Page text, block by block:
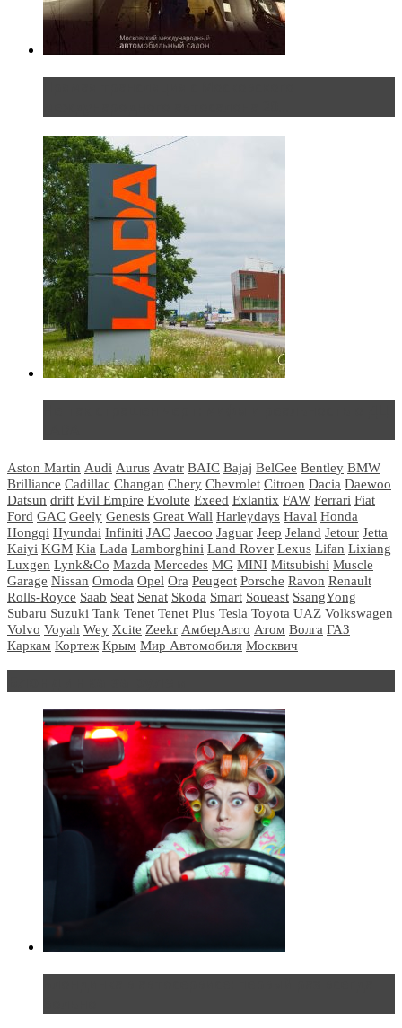
Aston Martin Audi Aurus Avatr BAIC Bajaj BelGee Bentley BMW
Brilliance Cadillac Changan Chery Chevrolet Citroen Dacia Daewoo
Datsun drift Evil Empire Evolute Exeed Exlantix FAW Ferrari Fiat
Ford GAC Geely Genesis Great Wall Harleydays Haval Honda
Hongqi Hyundai Infiniti JAC Jaecoo Jaguar Jeep Jeland Jetour Jetta
Kaiyi KGM Kia Lada Lamborghini Land Rover Lexus Lifan Lixiang
Luxgen Lynk&Co Mazda Mercedes MG MINI Mitsubishi Muscle
Garage Nissan Omoda Opel Ora Peugeot Porsche Ravon Renault
Rolls-Royce Saab Seat Senat Skoda Smart Soueast SsangYong
Subaru Suzuki Tank Tenet Tenet Plus Tesla Toyota UAZ Volkswagen
Volvo Voyah Wey Xcite Zeekr АмберАвто Атом Волга ГАЗ
Каркам Кортеж Крым Мир Автомобиля Москвич